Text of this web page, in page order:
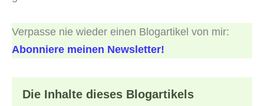
Verpasse nie wieder einen Blogartikel von mir:
Abonniere meinen Newsletter!
Die Inhalte dieses Blogartikels